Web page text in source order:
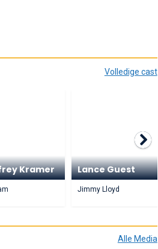
Volledige cast
Kramer Lance Guest
Jimmy Lloyd
Alle Media